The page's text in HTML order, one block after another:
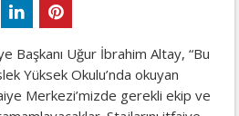
Başkanı Uğur İbrahim Altay, “Bu
Yüksek Okulu’nda okuyan
Merkezi’mizde gerekli ekip ve